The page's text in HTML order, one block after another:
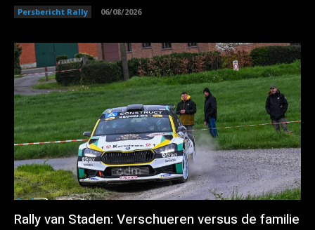
Persbericht Rally 06/08/2026
Rally van Staden: Verschueren versus de familie